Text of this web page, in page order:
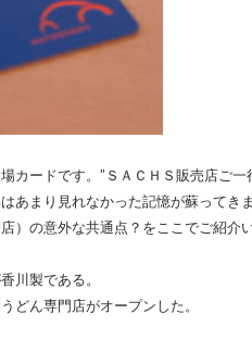
ードです。”ＳＡＣＨＳ販売店ご
あまり見れなかった記憶が蘇ってき
）の意外な共通点？をここでご紹介い
川製である。
どん専門店がオープンした。